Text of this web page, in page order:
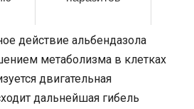
действие альбендазола
метаболизма в клетках
двигательная
дальнейшая гибель